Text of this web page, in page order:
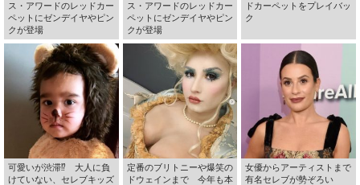
ス・アワードのレッドカー
ペットにゼンデイヤやピン
クが登場
ス・アワードのレッドカー
ペットにゼンデイヤやピン
クが登場
ドカーペットをプレイバッ
ク
可愛いが渋滞⁉ 大人に負
けていない、セレブキッズ
定番のブリトニーや爆笑の
ドウェインまで 今年も本
女優からアーティストまで
有名セレブが勢ぞろい